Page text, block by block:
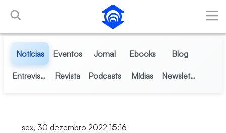
Pular para o Conteúdo principal
Notícias Eventos Jornal Ebooks Blog
Entrevistas Revista Podcasts Mídias Newsletter
sex, 30 dezembro 2022 15:16